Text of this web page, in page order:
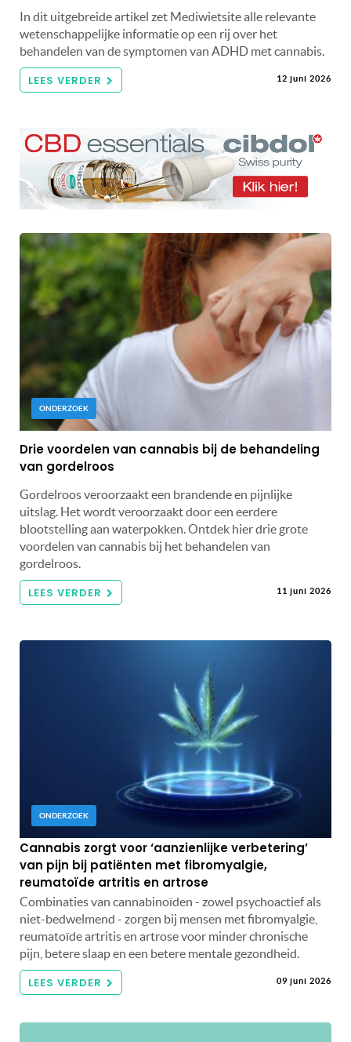
In dit uitgebreide artikel zet Mediwietsite alle relevante
wetenschappelijke informatie op een rij over het
behandelen van de symptomen van ADHD met cannabis.
LEES VERDER 12 juni 2026
ONDERZOEK
Drie voordelen van cannabis bij de behandeling
van gordelroos
Gordelroos veroorzaakt een brandende en pijnlijke
uitslag. Het wordt veroorzaakt door een eerdere
blootstelling aan waterpokken. Ontdek hier drie grote
voordelen van cannabis bij het behandelen van
gordelroos.
LEES VERDER 11 juni 2026
ONDERZOEK
Cannabis zorgt voor ‘aanzienlijke verbetering’
van pijn bij patiënten met fibromyalgie,
reumatoïde artritis en artrose
Combinaties van cannabinoïden - zowel psychoactief als
niet-bedwelmend - zorgen bij mensen met fibromyalgie,
reumatoïde artritis en artrose voor minder chronische
pijn, betere slaap en een betere mentale gezondheid.
LEES VERDER 09 juni 2026